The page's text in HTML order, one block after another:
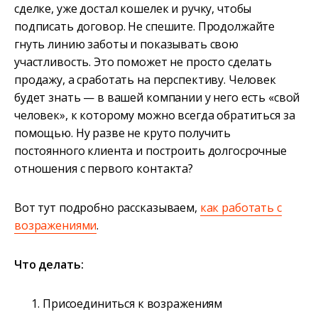
сделке, уже достал кошелек и ручку, чтобы
подписать договор. Не спешите. Продолжайте
гнуть линию заботы и показывать свою
участливость. Это поможет не просто сделать
продажу, а сработать на перспективу. Человек
будет знать — в вашей компании у него есть «свой
человек», к которому можно всегда обратиться за
помощью. Ну разве не круто получить
постоянного клиента и построить долгосрочные
отношения с первого контакта?
Вот тут подробно рассказываем, как работать с
возражениями.
Что делать:
Присоединиться к возражениям